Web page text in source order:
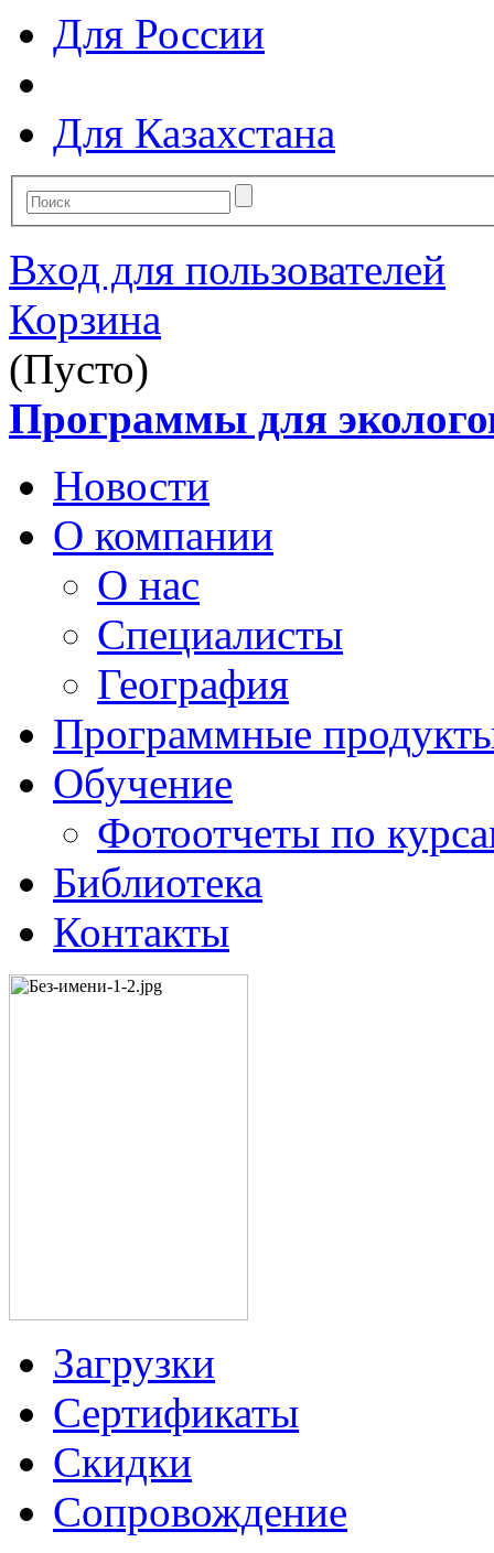
Для России
Для Казахстана
Вход для пользователей
Корзина
(Пусто)
Программы для
Новости
О компании
О нас
Специалисты
География
Программные
Обучение
Фотоотчеты по
Библиотека
Контакты
Загрузки
Сертификаты
Скидки
Сопровождение